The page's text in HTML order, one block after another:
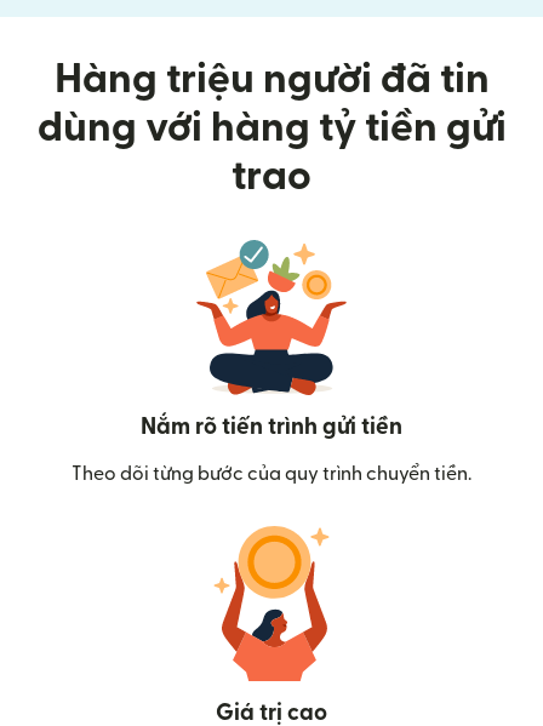
Hàng triệu người đã tin
dùng với hàng tỷ tiền gửi
trao
Nắm rõ tiến trình gửi tiền
Theo dõi từng bước của quy trình chuyển tiền.
Giá trị cao